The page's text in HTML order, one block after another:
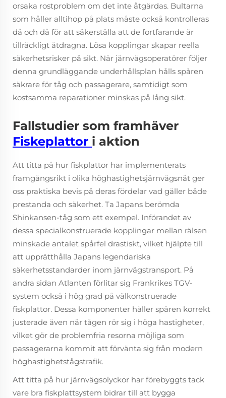
orsaka rostproblem om det inte åtgärdas. Bultarna
som håller alltihop på plats måste också kontrolleras
då och då för att säkerställa att de fortfarande är
tillräckligt åtdragna. Lösa kopplingar skapar reella
säkerhetsrisker på sikt. När järnvägsoperatörer följer
denna grundläggande underhållsplan hålls spåren
säkrare för tåg och passagerare, samtidigt som
kostsamma reparationer minskas på lång sikt.
Fallstudier som framhäver
Fiskeplattor i aktion
Att titta på hur fiskplattor har implementerats
framgångsrikt i olika höghastighetsjärnvägsnät ger
oss praktiska bevis på deras fördelar vad gäller både
prestanda och säkerhet. Ta Japans berömda
Shinkansen-tåg som ett exempel. Införandet av
dessa specialkonstruerade kopplingar mellan rälsen
minskade antalet spårfel drastiskt, vilket hjälpte till
att upprätthålla Japans legendariska
säkerhetsstandarder inom järnvägstransport. På
andra sidan Atlanten förlitar sig Frankrikes TGV-
system också i hög grad på välkonstruerade
fiskplattor. Dessa komponenter håller spåren korrekt
justerade även när tågen rör sig i höga hastigheter,
vilket gör de problemfria resorna möjliga som
passagerarna kommit att förvänta sig från modern
höghastighetstågstrafik.
Att titta på hur järnvägsolyckor har förebyggts tack
vare bra fiskplattsystem bidrar till att bygga